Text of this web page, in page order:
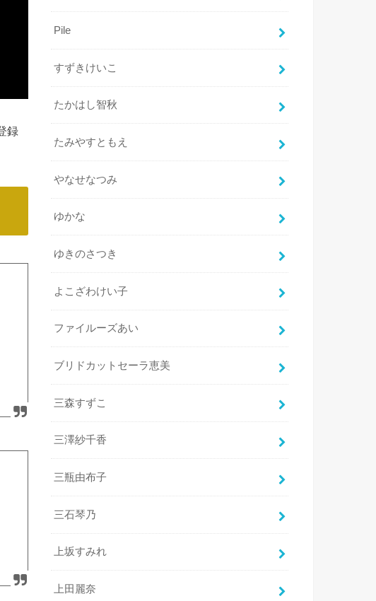
録
Pile
すずきけいこ
たかはし智秋
たみやすともえ
やなせなつみ
ゆかな
ゆきのさつき
よこざわけい子
ファイルーズあい
ブリドカットセーラ恵美
三森すずこ
三澤紗千香
三瓶由布子
三石琴乃
上坂すみれ
上田麗奈